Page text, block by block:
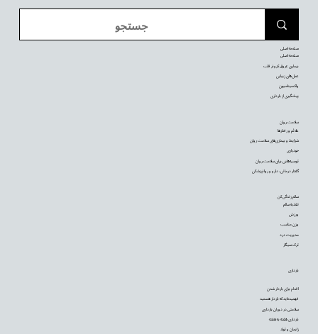
بارداری
اقدام برای باردار شدن
فهمیده‌اید که باردار هستید
سلامتی در دوران بارداری
بارداری هفته به هفته
زایمان و تولد
سالم زندگی کن
تغذیه سالم
ورزش
وزن مناسب
مدیریت درد
ترک سیگار
سلامت روان
علائم و رفتارها
شرایط و بیماری‌های سلامت روان
خودیاری
توصیه‌‌هایی برای سلامت روان
گفتار درمانی، دارو و روانپزشکی
صفحه اصلی
صفحه اصلی
بیماری عروق کرونر قلب
عمل‌های زیبایی
واکسیناسیون
پیشگیری از بارداری